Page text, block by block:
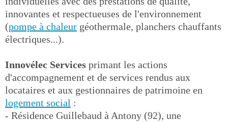
innovantes et respectueuses de l'environnement
(pompe à chaleur géothermale, planchers chauffants
électriques...).
Innovélec Services primant les actions
d'accompagnement et de services rendus aux
locataires et aux gestionnaires de patrimoine en
logement social :
- Résidence Guillebaud à Antony (92), une